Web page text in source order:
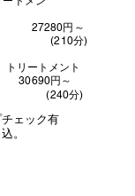
～
分)
トリートメント
～
(240分)
ェック有
。